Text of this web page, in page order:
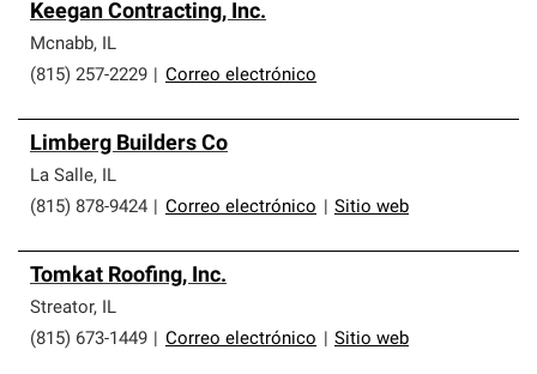
Keegan Contracting, Inc.
Mcnabb, IL
(815) 257-2229
Correo electrónico
Limberg Builders Co
La Salle, IL
(815) 878-9424
Correo electrónico Sitio web
Tomkat Roofing, Inc.
Streator, IL
(815) 673-1449
Correo electrónico Sitio web